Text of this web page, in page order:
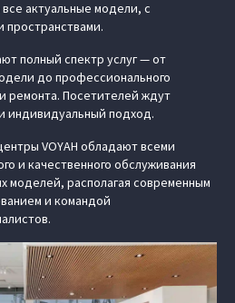
актуальные модели, с
полный спектр услуг — от
до профессионального
ремонта. Посетителей ждут
индивидуальный подход.
VOYAH обладают всеми
и качественного обслуживания
моделей, располагая современным
и командой